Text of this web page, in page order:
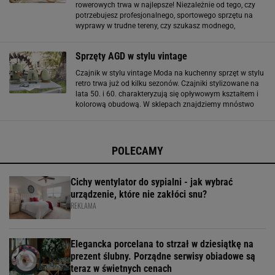
rowerowych trwa w najlepsze! Niezależnie od tego, czy
potrzebujesz profesjonalnego, sportowego sprzętu na
wyprawy w trudne tereny, czy szukasz modnego,
Sprzęty AGD w stylu vintage
Czajnik w stylu vintage Moda na kuchenny sprzęt w stylu
retro trwa już od kilku sezonów. Czajniki stylizowane na
lata 50. i 60. charakteryzują się opływowym kształtem i
kolorową obudową. W sklepach znajdziemy mnóstwo
POLECAMY
Cichy wentylator do sypialni - jak wybrać
urządzenie, które nie zakłóci snu?
REKLAMA
Elegancka porcelana to strzał w dziesiątkę na
prezent ślubny. Porządne serwisy obiadowe są
teraz w świetnych cenach